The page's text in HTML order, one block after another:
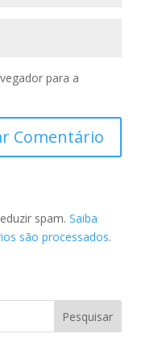
para a
spam. Saiba
são processados.